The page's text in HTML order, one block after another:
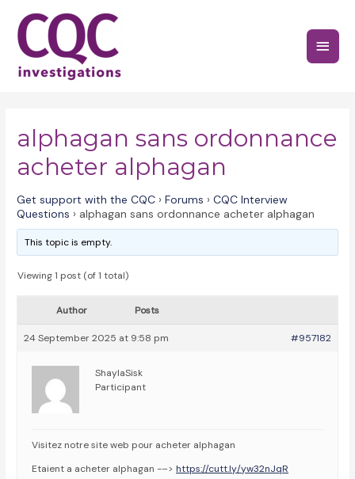
content
Main
alphagan sans ordonnance
acheter alphagan
Get support with the CQC › Forums › CQC Interview
Questions › alphagan sans ordonnance acheter alphagan
This topic is empty.
Viewing 1 post (of 1 total)
Author Posts
24 September 2025 at 9:58 pm #957182
ShaylaSisk
Participant
Visitez notre site web pour acheter alphagan
Etaient a acheter alphagan -–>https://cutt.ly/yw32nJqR